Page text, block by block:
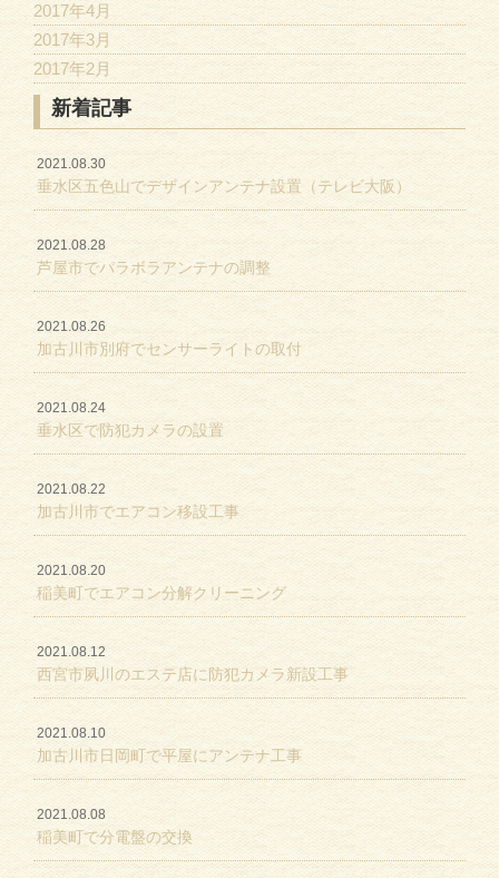
2017年4月
2017年3月
2017年2月
新着記事
2021.08.30
垂水区五色山でデザインアンテナ設置（テレビ大阪）
2021.08.28
芦屋市でパラボラアンテナの調整
2021.08.26
加古川市別府でセンサーライトの取付
2021.08.24
垂水区で防犯カメラの設置
2021.08.22
加古川市でエアコン移設工事
2021.08.20
稲美町でエアコン分解クリーニング
2021.08.12
西宮市夙川のエステ店に防犯カメラ新設工事
2021.08.10
加古川市日岡町で平屋にアンテナ工事
2021.08.08
稲美町で分電盤の交換